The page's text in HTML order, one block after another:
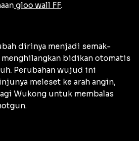
gloo wall FF.
dirinya menjadi semak-
menghilangkan bidikan otomatis
Perubahan wujud ini
meleset ke arah angin,
Wukong untuk membalas